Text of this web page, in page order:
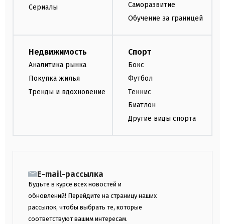
Сериалы
Саморазвитие
Обучение за границей
Недвижимость
Аналитика рынка
Покупка жилья
Тренды и вдохновение
Спорт
Бокс
Футбол
Теннис
Биатлон
Другие виды спорта
E-mail-рассылка
Будьте в курсе всех новостей и
обновлений! Перейдите на страницу наших
рассылок, чтобы выбрать те, которые
соответствуют вашим интересам.